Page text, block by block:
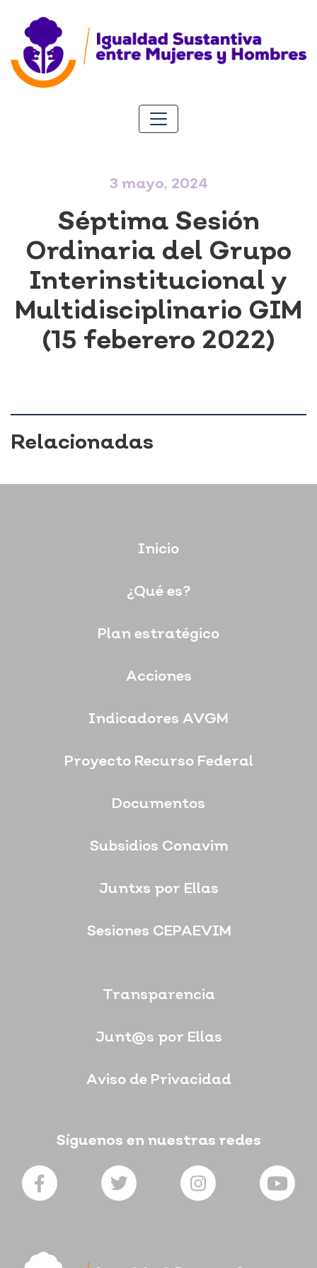
3 mayo, 2024
Séptima Sesión
Ordinaria del Grupo
Interinstitucional y
Multidisciplinario GIM
(15 feberero 2022)
Relacionadas
Inicio
¿Qué es?
Plan estratégico
Acciones
Indicadores AVGM
Proyecto Recurso Federal
Documentos
Subsidios Conavim
Juntxs por Ellas
Sesiones CEPAEVIM
Transparencia
Junt@s por Ellas
Aviso de Privacidad
Síguenos en nuestras redes